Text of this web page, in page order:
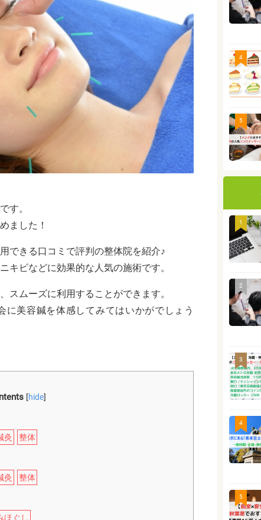
す。
ました！
できる口コミで評判の整体院を紹介♪
キビなどに効果的な人気の施術です。
スムーズに利用することができます。
に美容鍼を体感してみてはいかがでしょう
[hide]
灸 整体
灸 整体
ほぐし
4
5
1
2
3
4
5